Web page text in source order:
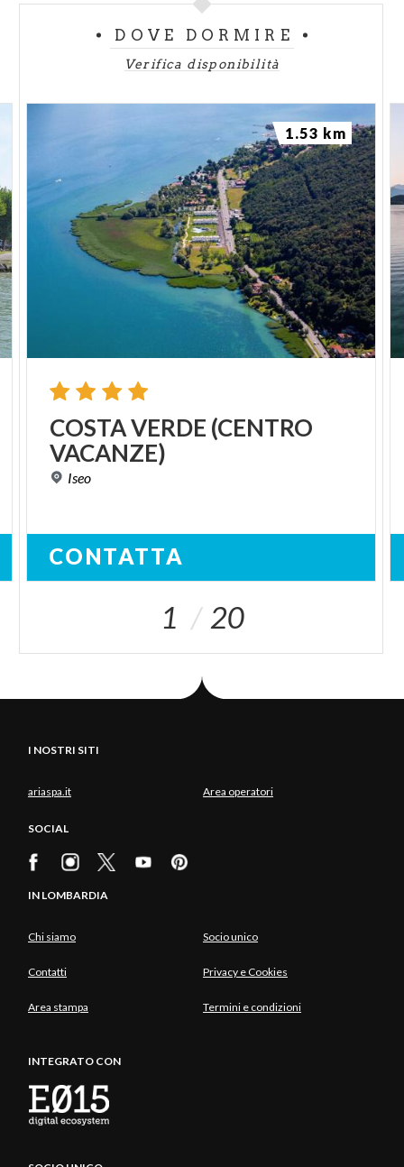
DOVE DORMIRE
Verifica disponibilità
COSTAVERDE (CENTRO
VACANZE)
Iseo
CONTATTA
1.53 km
1 20
I NOSTRI SITI
ariaspa.it Area operatori
SOCIAL
IN LOMBARDIA
Chi siamo Socio unico
Contatti Privacy e Cookies
Area stampa Termini e condizioni
INTEGRATO CON